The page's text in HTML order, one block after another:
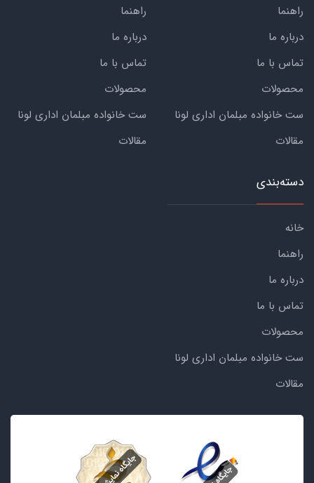
راهنما
درباره ما
تماس با ما
محصولات
ست خانواده مبلمان اداری لونا
مقالات
راهنما
درباره ما
تماس با ما
محصولات
ست خانواده مبلمان اداری لونا
مقالات
دسته‌بندی
خانه
راهنما
درباره ما
تماس با ما
محصولات
ست خانواده مبلمان اداری لونا
مقالات